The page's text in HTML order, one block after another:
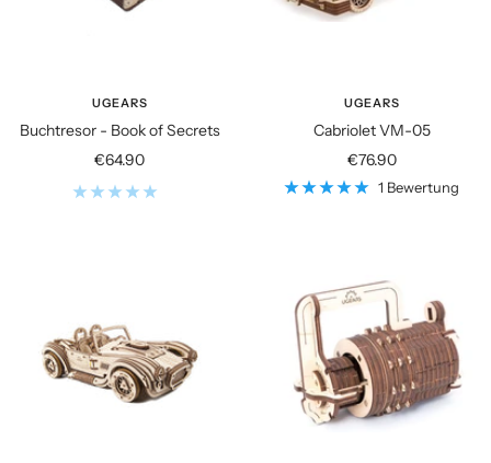
UGEARS
Buchtresor - Book of Secrets
Angebotspreis
€64.90
UGEARS
Cabriolet VM-05
Angebotspreis
€76.90
1 Bewertung